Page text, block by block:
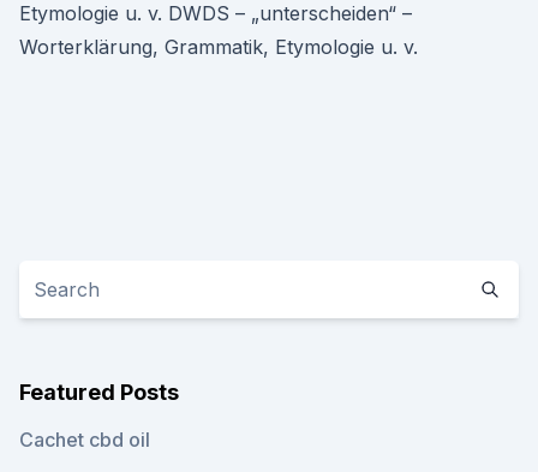
Etymologie u. v. DWDS – „unterscheiden“ –
Worterklärung, Grammatik, Etymologie u. v.
Featured Posts
Cachet cbd oil